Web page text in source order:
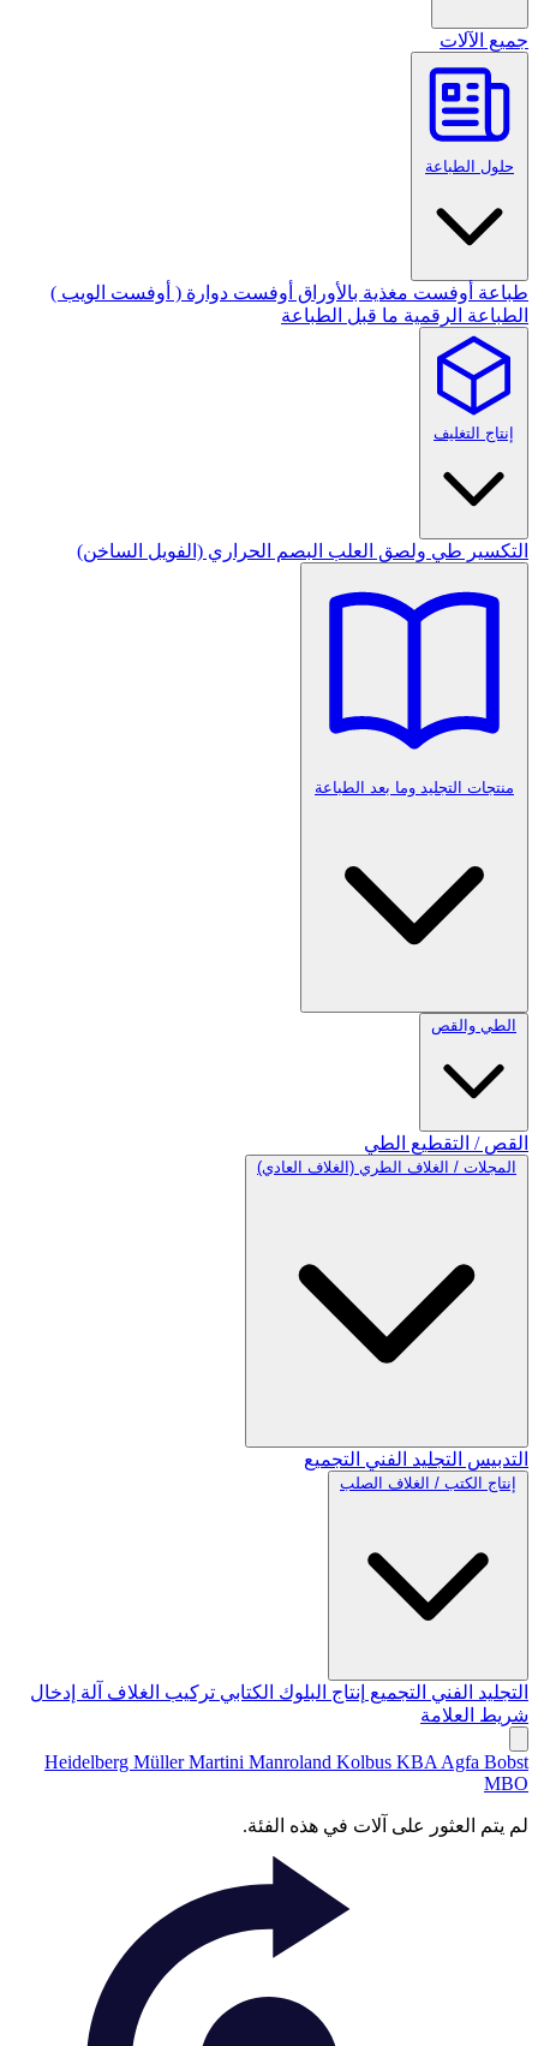
جميع الآلات
حلول الطباعة
طباعة أوفست مغذية بالأوراق أوفست دوارة ( أوفست الويب )
الطباعة الرقمية ما قبل الطباعة
إنتاج التغليف
التكسير طي ولصق العلب البصم الحراري (الفويل الساخن)
منتجات التجليد وما بعد الطباعة
الطي والقص
القص / التقطيع الطي
المجلات / الغلاف الطري (الغلاف العادي)
التدبيس التجليد الفني التجميع
إنتاج الكتب / الغلاف الصلب
التجليد الفني التجميع إنتاج البلوك الكتابي تركيب الغلاف آلة إدخال
شريط العلامة
Heidelberg Müller Martini Manroland Kolbus KBA Agfa Bobst
MBO
لم يتم العثور على آلات في هذه الفئة.